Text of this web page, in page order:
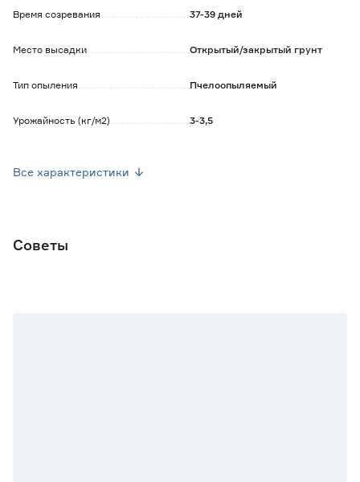
Время созревания 37-39 дней
Место высадки Открытый/закрытый грунт
Тип опыления Пчелоопыляемый
Урожайность (кг/м2) 3-3,5
Все характеристики
Советы